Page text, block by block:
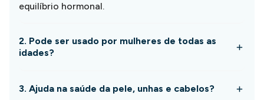
equilíbrio hormonal.
2. Pode ser usado por mulheres de todas as
idades?
3. Ajuda na saúde da pele, unhas e cabelos?